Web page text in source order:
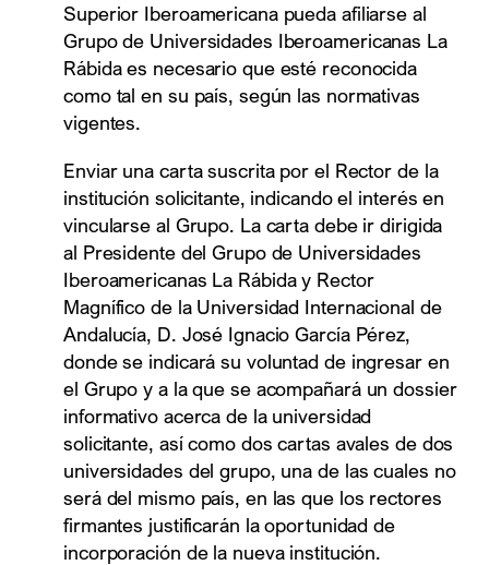
Superior Iberoamericana pueda afiliarse al
Grupo de Universidades Iberoamericanas La
Rábida es necesario que esté reconocida
como tal en su país, según las normativas
vigentes.
Enviar una carta suscrita por el Rector de la
institución solicitante, indicando el interés en
vincularse al Grupo. La carta debe ir dirigida
al Presidente del Grupo de Universidades
Iberoamericanas La Rábida y Rector
Magnífico de la Universidad Internacional de
Andalucía, D. José Ignacio García Pérez,
donde se indicará su voluntad de ingresar en
el Grupo y a la que se acompañará un dossier
informativo acerca de la universidad
solicitante, así como dos cartas avales de dos
universidades del grupo, una de las cuales no
será del mismo país, en las que los rectores
firmantes justificarán la oportunidad de
incorporación de la nueva institución.